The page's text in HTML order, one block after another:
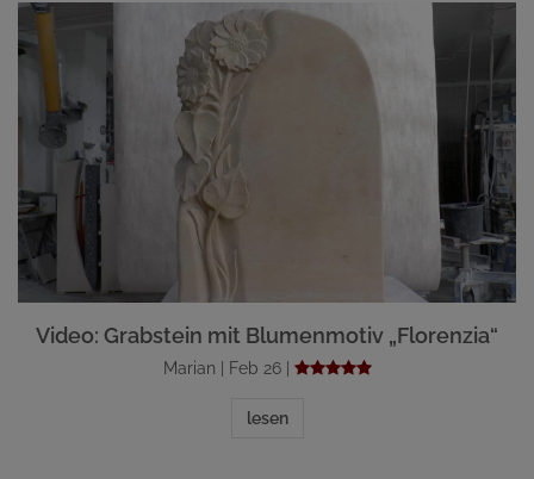
Video: Grabstein mit Blumenmotiv „Florenzia“
Marian | Feb 26 |
lesen